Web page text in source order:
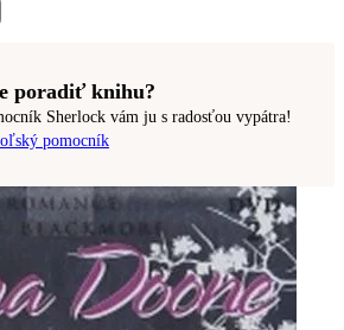
poradiť knihu?
Sherlock vám ju s radosťou vypátra!
pomocník